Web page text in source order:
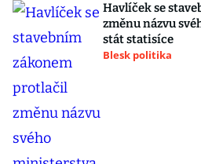
Havlíček se
změnu názvu
stát statisíce
Blesk politika